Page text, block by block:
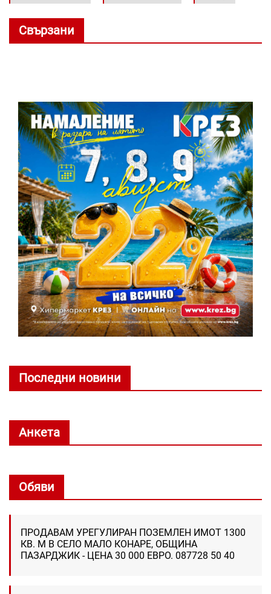
Свързани
Последни новини
Анкета
Обяви
ПРОДАВАМ УРЕГУЛИРАН ПОЗЕМЛЕН ИМОТ 1300
КВ. М В СЕЛО МАЛО КОНАРЕ, ОБЩИНА
ПАЗАРДЖИК - ЦЕНА 30 000 ЕВРО. 087728 50 40